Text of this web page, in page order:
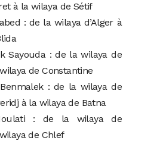
à la wilaya de Sétif
: de la wilaya d’Alger à
Sayouda : de la wilaya de
de Constantine
: de la wilaya de
à la wilaya de Batna
: de la wilaya de
de Chlef